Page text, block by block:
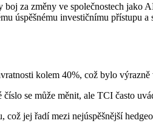
za změny ve společnostech
investičnímu přístupu
kolem 40%, což bylo výrazně
se může měnit, ale TCI často
jej řadí mezi nejúspěšnější